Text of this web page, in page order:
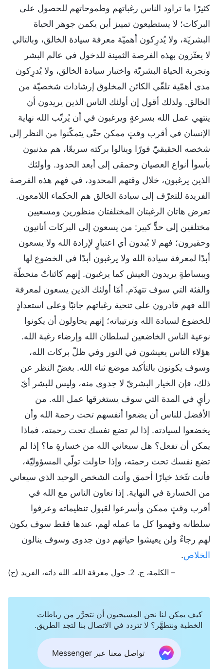
كثيرًا ما تراود الناس رغباتهم وطموحاتهم للحصول على
البركات؛ لا يستطيعون تمييز أين يكمن جوهر الحياة
البشريّة، ولا يُدرِكون أهميّة معرفة سيادة الخالق، وبالتالي
لا يعتّزون بهذه الفرصة الثمينة للدخول في عالم البشر
وتجربة الحياة البشريّة واختبار سيادة الخالق، ولا يُدرِكون
مدى أهمّية تلقّي الكائن المخلوق إرشادات شخصيّة من
الخالق. ولذلك أقول إن أولئك الناس الذين يريدون أن
ينتهي عمل الله بسرعةٍ ويرغبون في أن يُرتّب الله نهاية
الإنسان في أقرب وقتٍ ممكن حتّى يتمكّنوا من النظر إلى
شخصه الحقيقيّ فورًا وينالوا بركته سريعًا، هم مذنبون
بأسوأ أنواع العصيان وحمقى إلى أبعد الحدود. وأولئك
الذين يرغبون، خلال وقتهم المحدود، في فهم هذه الفرصة
الفريدة للتعرّف إلى سيادة الخالق هم الحكماء اللامعون.
تعرض هاتان الرغبتان المختلفتان منظورين ومسعيين
مختلفين إلى حدٍّ كبير: من يسعون إلى البركات أنانيون
وحقيرون؛ فهم لا يُبدون أي اعتبارٍ لإرادة الله ولا يسعون
أبدًا لمعرفة سيادة الله ولا يرغبون أبدًا في الخضوع لها
وببساطةٍ يريدون العيش كما يرغبون. إنهم كائناتٌ منحطّة
والفئة التي سوف تتهدّم. أمّا أولئك الذين يسعون لمعرفة
الله فهم قادرون على تنحية رغباتهم جانبًا وعلى استعدادٍ
للخضوع لسيادة الله وترتيباته؛ إنهم يحاولون أن يكونوا
نوعية الناس الخاضعين لسلطان الله وإرضاء رغبة الله.
هؤلاء الناس يعيشون في النور وفي ظلّ بركات الله،
وسوف يكونون بالتأكيد موضع ثناء الله. بغضّ النظر عن
ذلك، فإن الخيار البشريّ لا جدوى منه، وليس للبشر أيّ
رأيٍ في المدة التي سوف يستغرقها عمل الله. من
الأفضل للناس أن يضعوا أنفسهم تحت رحمة الله وأن
يخضعوا لسيادته. إذا لم تضع نفسك تحت رحمته، فماذا
يمكن أن تفعل؟ هل سيعاني الله من خسارةٍ ما؟ إذا لم
تضع نفسك تحت رحمته، وإذا حاولت تولّي المسؤوليّة،
فأنت تتّخذ خيارًا أحمق وأنت الشخص الوحيد الذي سيعاني
من الخسارة في النهاية. إذا تعاون الناس مع الله في
أقرب وقتٍ ممكن وأسرعوا لقبول تنظيماته وعرفوا
سلطانه وفهموا كل ما عمله لهم، عندها فقط سوف يكون
لهم رجاءٌ ولن يعيشوا حياتهم دون جدوى وسوف ينالون
الخلاص.
– الكلمة، ج. 2. حول معرفة الله. الله ذاته، الفريد (ج)
كيف يمكن لنا نحن المسيحيون أن نتحرَّر من رباطات
الخطية ونتطهَّر؟ لا تتردد في الاتصال بنا لتجد الطريق.
تواصل معنا عبر Messenger